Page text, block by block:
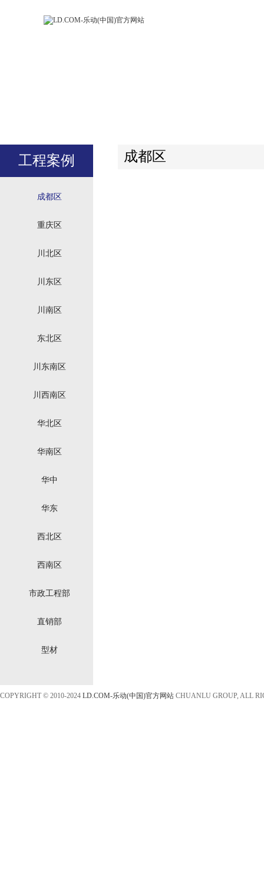
工程案例
成都区
重庆区
川北区
川东区
川南区
东北区
川东南区
川西南区
华北区
华南区
华中
华东
西北区
西南区
市政工程部
直销部
型材
成都区
COPYRIGHT © 2010-2024 LD.COM-乐动(中国)官方网站 CHUANLU GROUP, ALL